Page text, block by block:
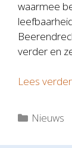
waarmee
verder en
Lees verder
Nieuws